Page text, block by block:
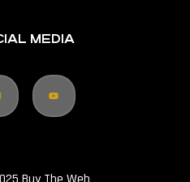
MEDIA